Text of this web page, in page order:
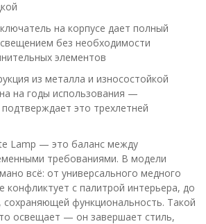
на корпусе дает полный
без необходимости
элементов
из металла и износостойкой
на годы использования —
это трехлетней
Lamp — это баланс между
требованиями. В модели
всё: от универсального медного
конфликтует с палитрой интерьера, до
функциональность. Такой
освещает — он завершает стиль,